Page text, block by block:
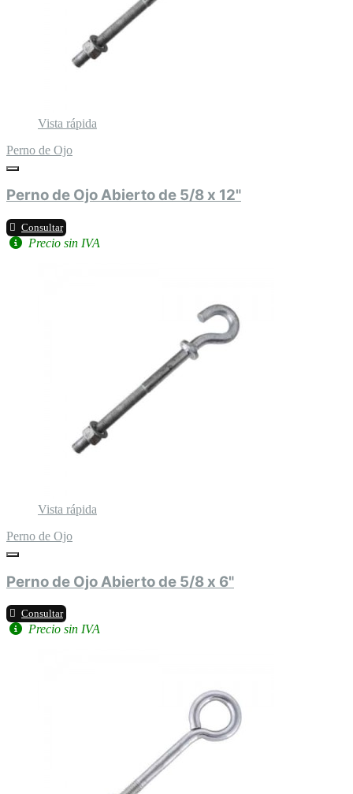
Vista rápida
Perno de Ojo
Perno de Ojo Abierto de 5/8 x 12"
Consultar
Precio sin IVA
Vista rápida
Perno de Ojo
Perno de Ojo Abierto de 5/8 x 6"
Consultar
Precio sin IVA